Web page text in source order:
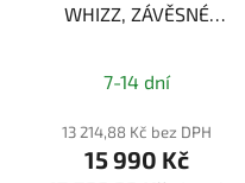
WHIZZ, ZÁVĚSNÉ
7-14 dní
13 214,88 Kč bez DPH
15 990 Kč